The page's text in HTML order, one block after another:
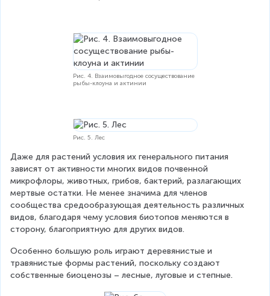
Рис. 4. Взаимовыгодное сосуществование
рыбы-клоуна и актинии
Рис. 5. Лес
Даже для растений условия их генерального питания
зависят от активности многих видов почвенной
микрофлоры, животных, грибов, бактерий, разлагающих
мертвые остатки. Не менее значима для членов
сообщества средообразующая деятельность различных
видов, благодаря чему условия биотопов меняются в
сторону, благоприятную для других видов.
Особенно большую роль играют деревянистые и
травянистые формы растений, поскольку создают
собственные биоценозы – лесные, луговые и степные.